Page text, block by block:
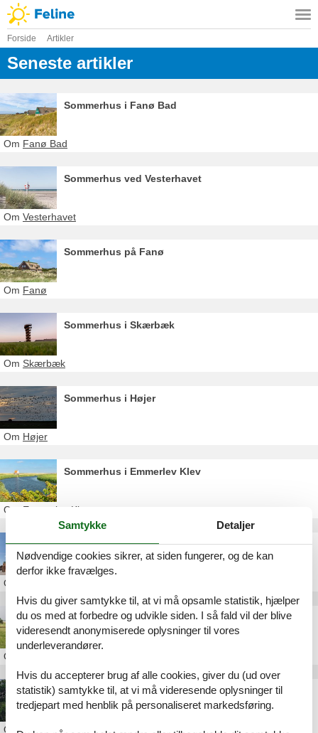
Forside Artikler
Seneste artikler
Sommerhus i Fanø Bad
Om Fanø Bad
Sommerhus ved Vesterhavet
Om Vesterhavet
Sommerhus på Fanø
Om Fanø
Sommerhus i Skærbæk
Om Skærbæk
Sommerhus i Højer
Om Højer
Sommerhus i Emmerlev Klev
Om Emmerlev Klev
Sommerhus i Ribe
Om
Sommerhus i Arrild
Om
Sommerhus i Rinkenæs
Om Rinkenæs
Samtykke Detaljer
Nødvendige cookies sikrer, at siden fungerer, og de kan
derfor ikke fravælges.
Hvis du giver samtykke til, at vi må opsamle statistik, hjælper
du os med at forbedre og udvikle siden. I så fald vil der blive
videresendt anonymiserede oplysninger til vores
underleverandører.
Hvis du accepterer brug af alle cookies, giver du (ud over
statistik) samtykke til, at vi må videresende oplysninger til
tredjepart med henblik på personaliseret markedsføring.